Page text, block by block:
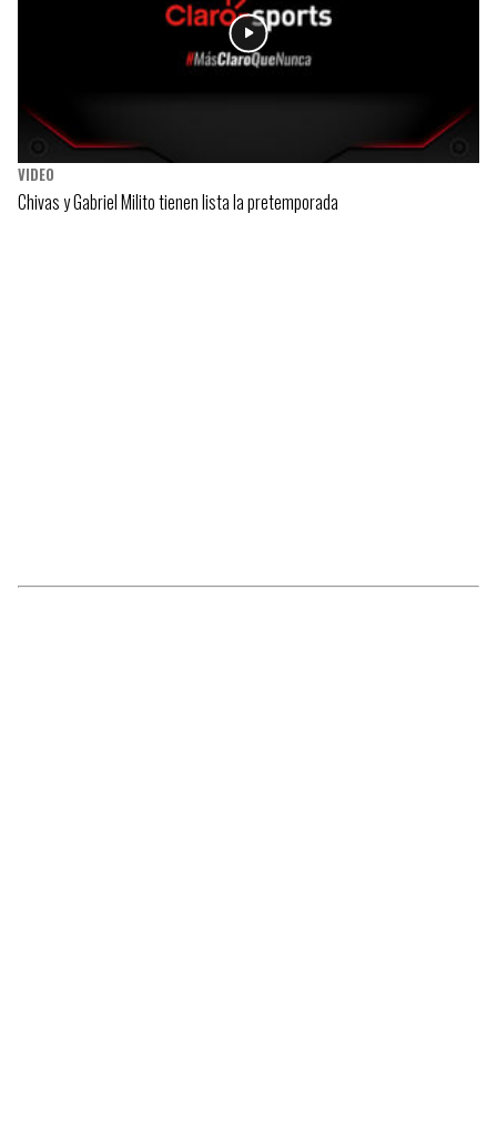
VIDEO
Chivas y Gabriel Milito tienen lista la pretemporada